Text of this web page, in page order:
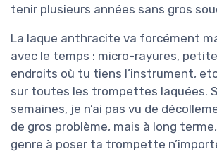
tenir plusieurs années sans gros
La laque anthracite va forcément
avec le temps : micro-rayures,
endroits où tu tiens l’instrument,
sur toutes les trompettes laquées.
semaines, je n’ai pas vu de
de gros problème, mais à long
genre à poser ta trompette